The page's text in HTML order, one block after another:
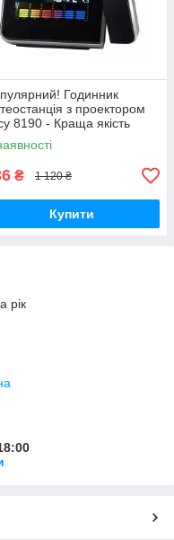
Годинник
з проектором
8190 - Краща якість
на Nukleon.com.ua
₴ 1 120 ₴
Купити
рік